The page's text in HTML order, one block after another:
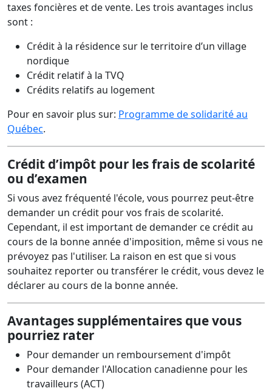
taxes foncières et de vente. Les trois avantages inclus
sont :
Crédit à la résidence sur le territoire d’un village
nordique
Crédit relatif à la TVQ
Crédits relatifs au logement
Pour en savoir plus sur: Programme de solidarité au
Québec.
Crédit d’impôt pour les frais de scolarité
ou d’examen
Si vous avez fréquenté l'école, vous pourrez peut-être
demander un crédit pour vos frais de scolarité.
Cependant, il est important de demander ce crédit au
cours de la bonne année d'imposition, même si vous ne
prévoyez pas l'utiliser. La raison en est que si vous
souhaitez reporter ou transférer le crédit, vous devez le
déclarer au cours de la bonne année.
Avantages supplémentaires que vous
pourriez rater
Pour demander un remboursement d'impôt
Pour demander l'Allocation canadienne pour les
travailleurs (ACT)